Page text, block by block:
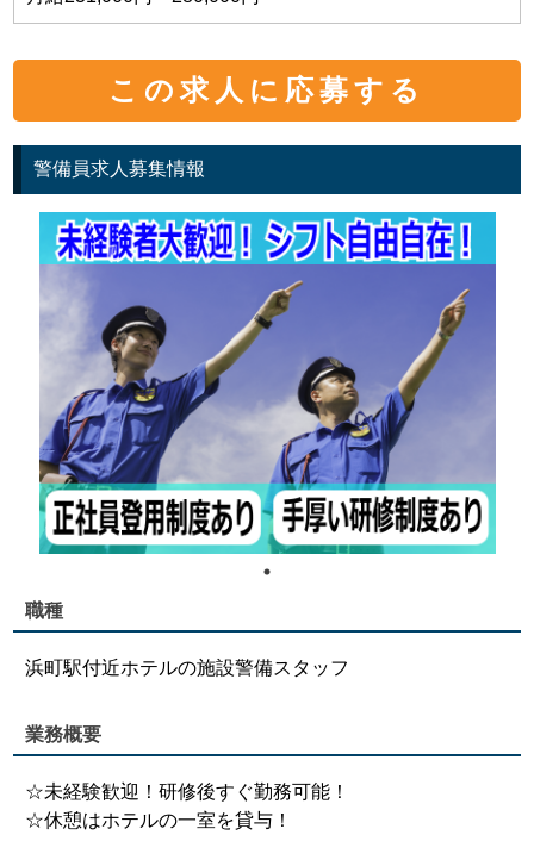
この求人に応募する
警備員求人募集情報
職種
浜町駅付近ホテルの施設警備スタッフ
業務概要
☆未経験歓迎！研修後すぐ勤務可能！
☆休憩はホテルの一室を貸与！